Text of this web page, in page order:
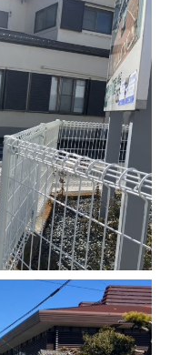
浜松店